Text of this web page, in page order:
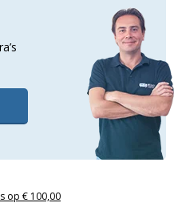
op € 100,00